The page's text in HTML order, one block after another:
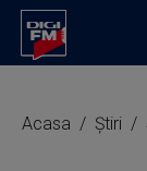
Acasa Știri